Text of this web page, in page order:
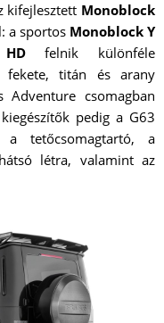
kifejlesztett Monoblock
a sportos Monoblock Y
felnik különféle
fekete, titán és arany
Adventure csomagban
pedig a G63
a tetőcsomagtartó, a
létra, valamint az